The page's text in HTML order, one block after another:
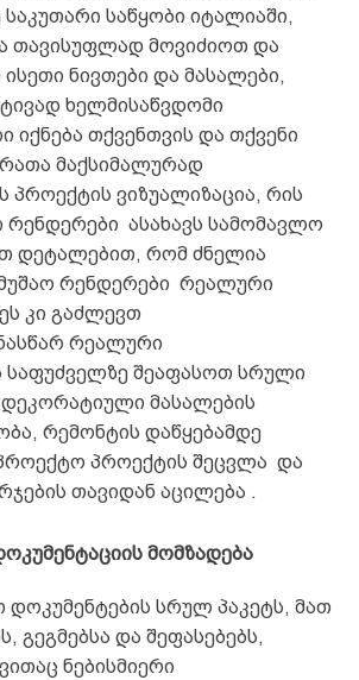
საკუთარი საწყობი იტალიაში,
თავისუფლად მოვიძიოთ და
ნივთები და მასალები,
ხელმისაწვდომი
თქვენთვის და თქვენი
მაქსიმალურად
პროექტის ვიზუალიზაცია, რის
რენდერები ასახავს სამომავლო
დეტალებით, რომ ძნელია
რენდერები რეალური
კი გაძლევთ
რეალური
საფუძველზე შეაფასოთ სრული
მასალების
რემონტის დაწყებამდე
პროექტის შეცვლა და
თავიდან აცილება .
მომზადება
დოკუმენტების სრულ პაკეტს, მათ
გეგმებსა და შეფასებებს,
ნებისმიერი